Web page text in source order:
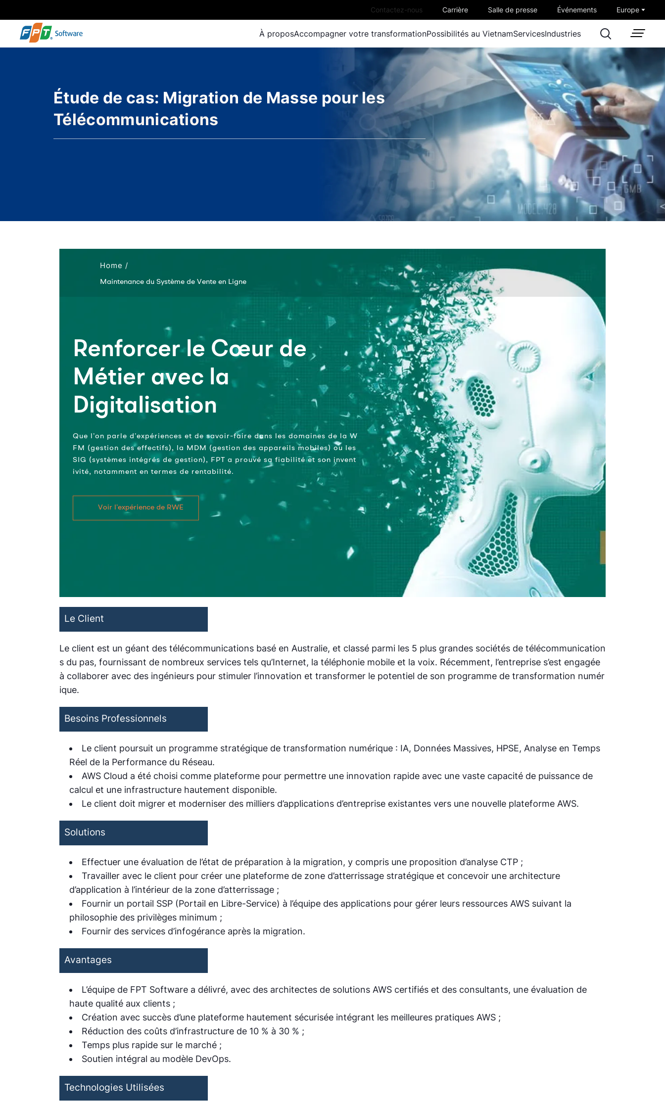
Contactez-nous Carrière Salle de presse Événements Europe
À proposAccompagner votre transformationPossibilités au VietnamServicesIndustries
Étude de cas: Migration de Masse pour les
Télécommunications
Home /
Maintenance du Système de Vente en Ligne
Renforcer le Cœur de
Métier avec la
Digitalisation
Que l’on parle d’expériences et de savoir-faire dans les domaines de la W
FM (gestion des effectifs), la MDM (gestion des appareils mobiles) ou les
SIG (systèmes intégrés de gestion), FPT a prouvé sa fiabilité et son invent
ivité, notamment en termes de rentabilité.
Voir l’expérience de RWE
Le Client
Le client est un géant des télécommunications basé en Australie, et classé parmi les 5 plus grandes sociétés de télécommunication
s du pas, fournissant de nombreux services tels qu’Internet, la téléphonie mobile et la voix. Récemment, l’entreprise s’est engagée
à collaborer avec des ingénieurs pour stimuler l’innovation et transformer le potentiel de son programme de transformation numér
ique.
Besoins Professionnels
Le client poursuit un programme stratégique de transformation numérique : IA, Données Massives, HPSE, Analyse en Temps
Réel de la Performance du Réseau.
AWS Cloud a été choisi comme plateforme pour permettre une innovation rapide avec une vaste capacité de puissance de
calcul et une infrastructure hautement disponible.
Le client doit migrer et moderniser des milliers d’applications d’entreprise existantes vers une nouvelle plateforme AWS.
Solutions
Effectuer une évaluation de l’état de préparation à la migration, y compris une proposition d’analyse CTP ;
Travailler avec le client pour créer une plateforme de zone d’atterrissage stratégique et concevoir une architecture
d’application à l’intérieur de la zone d’atterrissage ;
Fournir un portail SSP (Portail en Libre-Service) à l’équipe des applications pour gérer leurs ressources AWS suivant la
philosophie des privilèges minimum ;
Fournir des services d’infogérance après la migration.
Avantages
L’équipe de FPT Software a délivré, avec des architectes de solutions AWS certifiés et des consultants, une évaluation de
haute qualité aux clients ;
Création avec succès d’une plateforme hautement sécurisée intégrant les meilleures pratiques AWS ;
Réduction des coûts d’infrastructure de 10 % à 30 % ;
Temps plus rapide sur le marché ;
Soutien intégral au modèle DevOps.
Technologies Utilisées